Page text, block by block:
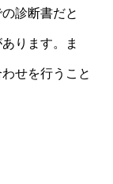
診断書だと
ります。ま
せを行うこと